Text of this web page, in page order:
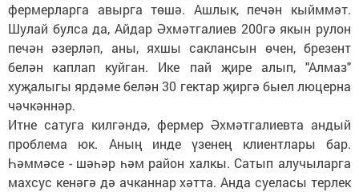
фермерларга авырга төшә. Ашлык, печән кыйммәт.
Шулай булса да, Айдар Әхмәтгалиев 200гә якын рулон
печән әзерләп, аны, яхшы саклансын өчен, брезент
белән каплап куйган. Ике пай җире алып, "Алмаз"
хуҗалыгы ярдәме белән 30 гектар җиргә быел люцерна
чәчкәннәр.
Итне сатуга килгәндә, фермер Әхмәтгалиевта андый
проблема юк. Аның инде үзенең клиентлары бар.
Һәммәсе - шәһәр һәм район халкы. Сатып алучыларга
махсус кенәгә дә ачканнар хәтта. Анда суеласы терлек